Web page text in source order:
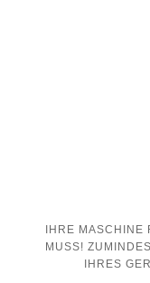
IHRE MASCHINE
USS!
HRES